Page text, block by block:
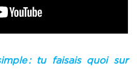
: tu faisais quoi sur